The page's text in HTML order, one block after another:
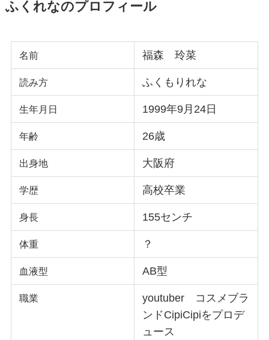
ふくれなのプロフィール
名前 福森 玲菜
読み方 ふくもりれな
生年月日 1999年9月24日
年齢 26歳
出身地 大阪府
学歴 高校卒業
身長 155センチ
体重 ？
血液型 AB型
職業
youtuber コスメブラ
ンドCipiCipiをプロデ
ュース